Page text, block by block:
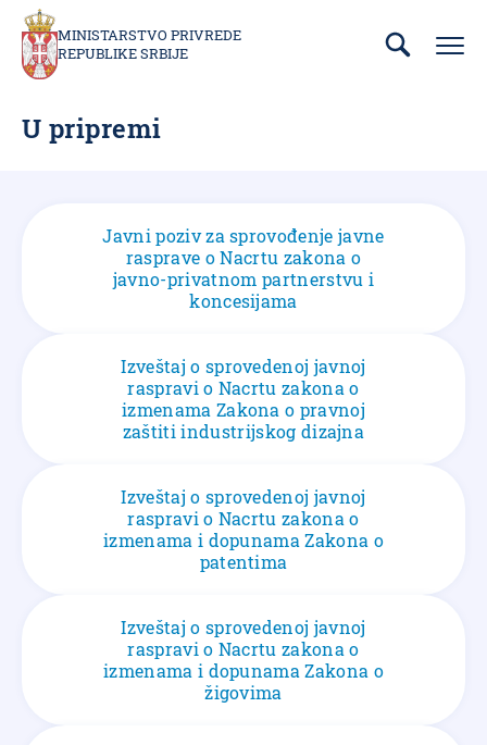
Prebaci
glavni
sadržaja
MINISTARSTVO PRIVREDE
REPUBLIKE SRBIJE
U pripremi
Javni poziv za sprovođenje javne
rasprave o Nacrtu zakona o
javno-privatnom partnerstvu i
koncesijama
Izveštaj o sprovedenoj javnoj
raspravi o Nacrtu zakona o
izmenama Zakona o pravnoj
zaštiti industrijskog dizajna
Izveštaj o sprovedenoj javnoj
raspravi o Nacrtu zakona o
izmenama i dopunama Zakona o
patentima
Izveštaj o sprovedenoj javnoj
raspravi o Nacrtu zakona o
izmenama i dopunama Zakona o
žigovima